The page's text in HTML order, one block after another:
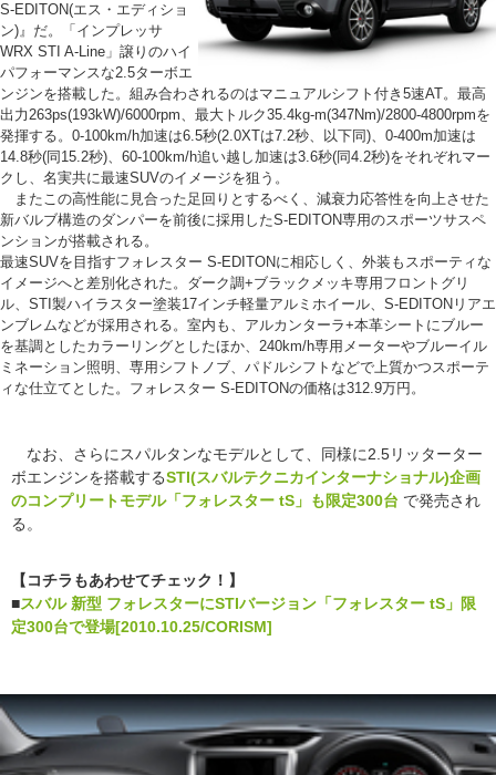
S-EDITON(エス・エディショ
ン)』だ。「インプレッサ
WRX STI A-Line」譲りのハイ
パフォーマンスな2.5ターボエ
ンジンを搭載した。組み合わされるのはマニュアルシフト付き5速AT。最高
出力263ps(193kW)/6000rpm、最大トルク35.4kg-m(347Nm)/2800-4800rpmを
発揮する。0-100km/h加速は6.5秒(2.0XTは7.2秒、以下同)、0-400m加速は
14.8秒(同15.2秒)、60-100km/h追い越し加速は3.6秒(同4.2秒)をそれぞれマー
クし、名実共に最速SUVのイメージを狙う。
またこの高性能に見合った足回りとするべく、減衰力応答性を向上させた
新バルブ構造のダンパーを前後に採用したS-EDITON専用のスポーツサスペ
ンションが搭載される。
最速SUVを目指すフォレスター S-EDITONに相応しく、外装もスポーティな
イメージへと差別化された。ダーク調+ブラックメッキ専用フロントグリ
ル、STI製ハイラスター塗装17インチ軽量アルミホイール、S-EDITONリアエ
ンブレムなどが採用される。室内も、アルカンターラ+本革シートにブルー
を基調としたカラーリングとしたほか、240km/h専用メーターやブルーイル
ミネーション照明、専用シフトノブ、パドルシフトなどで上質かつスポーテ
ィな仕立てとした。フォレスター S-EDITONの価格は312.9万円。
なお、さらにスパルタンなモデルとして、同様に2.5リッターター
ボエンジンを搭載するSTI(スバルテクニカインターナショナル)企画
のコンプリートモデル「フォレスター tS」も限定300台 で発売され
る。
【コチラもあわせてチェック！】
■スバル 新型 フォレスターにSTIバージョン「フォレスター tS」限
定300台で登場[2010.10.25/CORISM]